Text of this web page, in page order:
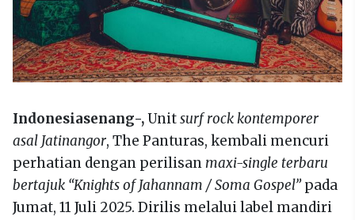
Indonesiasenang-,Unitsurf rock kontemporer
asal Jatinangor, The Panturas, kembali mencuri
perhatian dengan perilisan maxi-single terbaru
bertajuk “Knights of Jahannam / Soma Gospel”pada
Jumat, 11 Juli 2025. Dirilis melalui label mandiri